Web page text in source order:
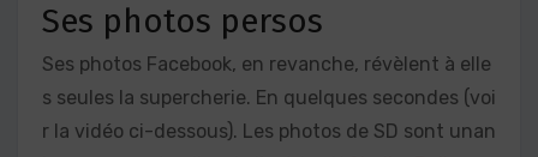
Ses photos persos
Ses photos Facebook, en revanche, révèlent à elle
s seules la supercherie. En quelques secondes (voi
r la vidéo ci-dessous). Les photos de SD sont unan